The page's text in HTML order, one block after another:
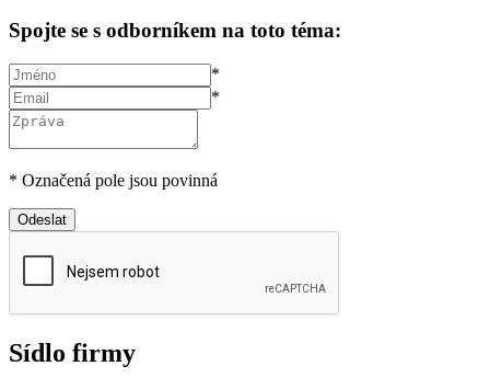
Spojte se s odborníkem na toto téma:
*
*
* Označená pole jsou povinná
Odeslat
Sídlo firmy